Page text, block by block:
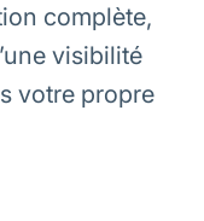
complète,
visibilité
votre propre